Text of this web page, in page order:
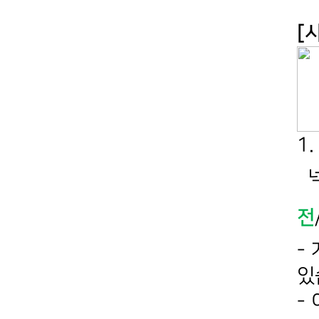
[
1.
전
-
-